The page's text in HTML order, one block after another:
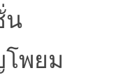
น
พยม